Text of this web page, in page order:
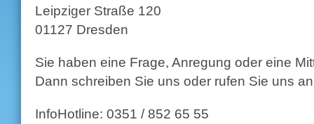
Leipziger Straße 120
01127 Dresden
Sie haben eine Frage, Anregung oder eine
Dann schreiben Sie uns oder rufen Sie uns
InfoHotline: 0351 / 852 65 55